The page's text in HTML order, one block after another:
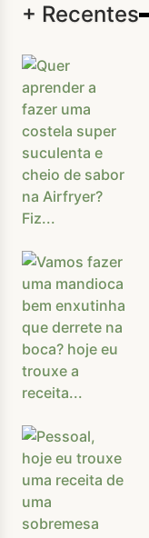
+ Recentes